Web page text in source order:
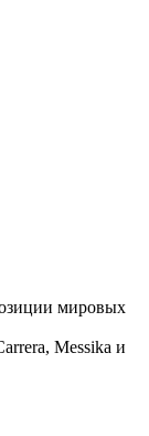
мировых
Messika и